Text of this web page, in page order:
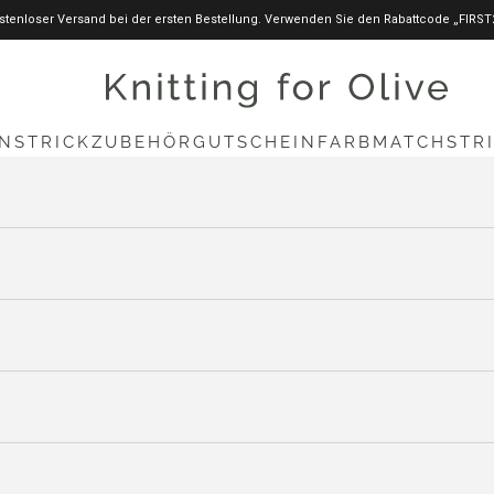
Versand bei der ersten Bestellung. Verwenden Sie den Rabattcode
knittingforolive.com
STRICKZUBEHÖR GUTSCHEIN FARBMATCH